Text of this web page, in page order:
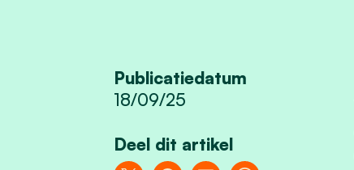
Publicatiedatum
18/09/25
Deel dit artikel